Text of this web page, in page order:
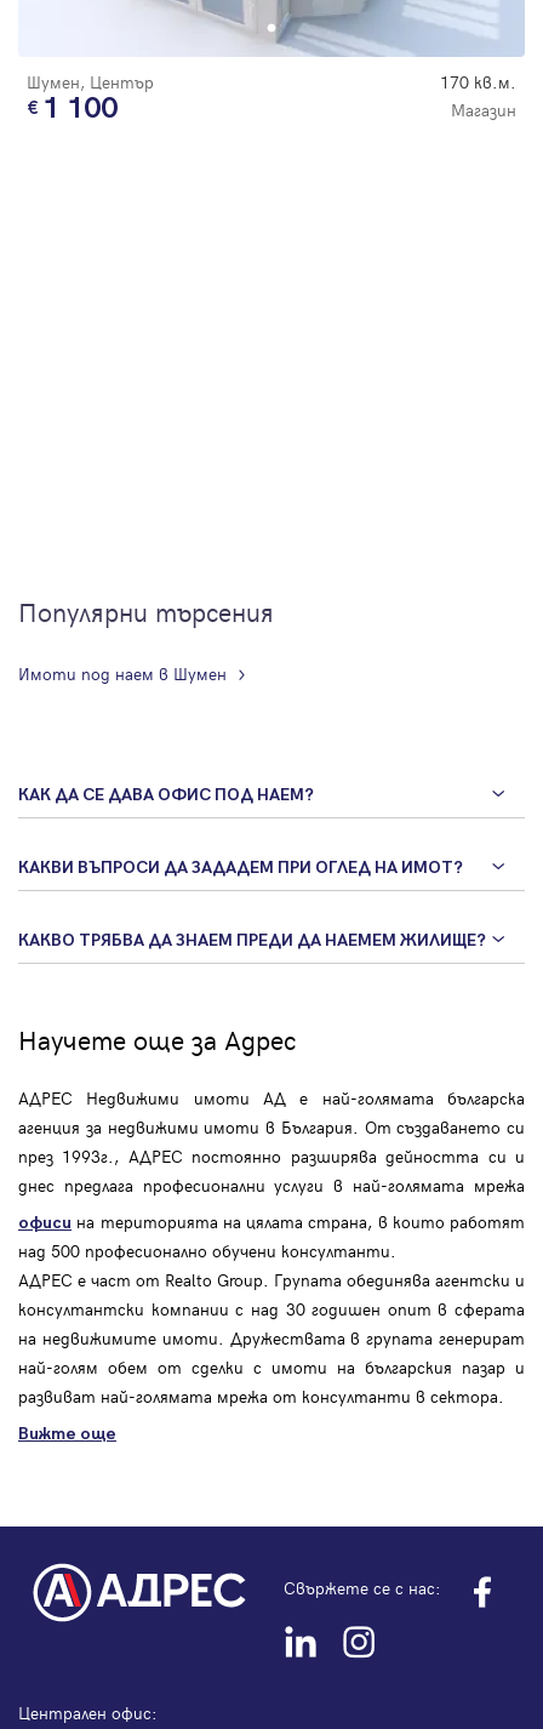
Шумен, Център 170 кв.м.
1 100 Магазин
Популярни търсения
Имоти под наем в Шумен
КАК ДА СЕ ДАВА ОФИС ПОД НАЕМ?
КАКВИ ВЪПРОСИ ДА ЗАДАДЕМ ПРИ ОГЛЕД НА ИМОТ?
КАКВО ТРЯБВА ДА ЗНАЕМ ПРЕДИ ДА НАЕМЕМ ЖИЛИЩЕ?
Научете още за Адрес
АДРЕС Недвижими имоти АД е най-голямата българска
агенция за недвижими имоти в България. От създаването си
през 1993г., АДРЕС постоянно разширява дейността си и
днес предлага професионални услуги в най-голямата мрежа
офиси на територията на цялата страна, в които работят
над 500 професионално обучени консултанти.
АДРЕС е част от Realto Group. Групата обединява агентски и
консултантски компании с над 30 годишен опит в сферата
на недвижимите имоти. Дружествата в групата генерират
най-голям обем от сделки с имоти на българския пазар и
развиват най-голямата мрежа от консултанти в сектора.
Вижте още
Свържете се с нас:
Централен офис: